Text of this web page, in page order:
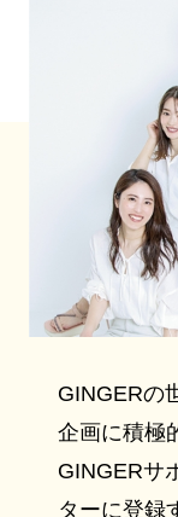
GINGERの
企画に積極
GINGERサ
ターに登録